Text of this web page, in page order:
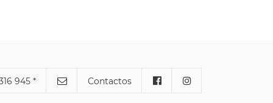
945 * Contactos